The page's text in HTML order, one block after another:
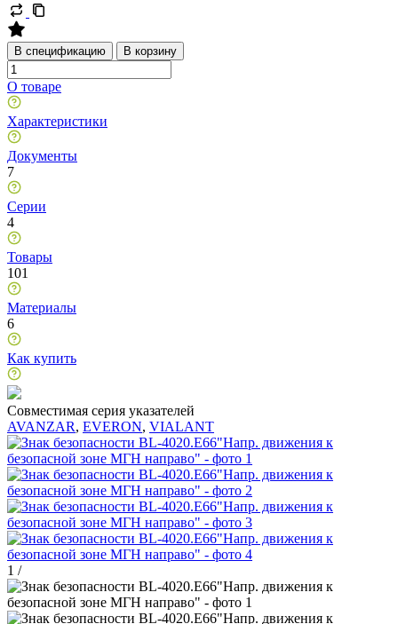
В спецификацию В корзину
О товаре
Характеристики
Документы
7
Серии
4
Товары
101
Материалы
6
Как купить
Совместимая серия указателей
AVANZAR, EVERON, VIALANT
1 /